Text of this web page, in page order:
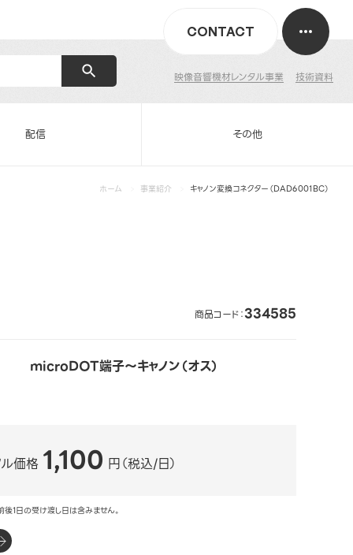
映像音響機材レンタル事業 技術資料
CONTACT
配信 その他
ホーム 事業紹介 キャノン変換コネクター（DAD6001BC）
商品コード：334585
microDOT端子～キャノン（オス）
価格 1,100 円（税込/日）
1日の受け渡し日は含みません。